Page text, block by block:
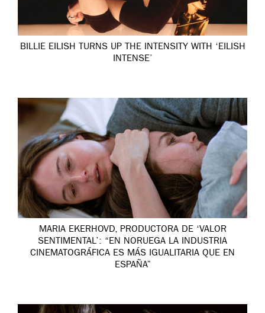
BILLIE EILISH TURNS UP THE INTENSITY WITH ‘EILISH
INTENSE’
MARIA EKERHOVD, PRODUCTORA DE ‘VALOR
SENTIMENTAL’: “EN NORUEGA LA INDUSTRIA
CINEMATOGRÁFICA ES MÁS IGUALITARIA QUE EN
ESPAÑA”